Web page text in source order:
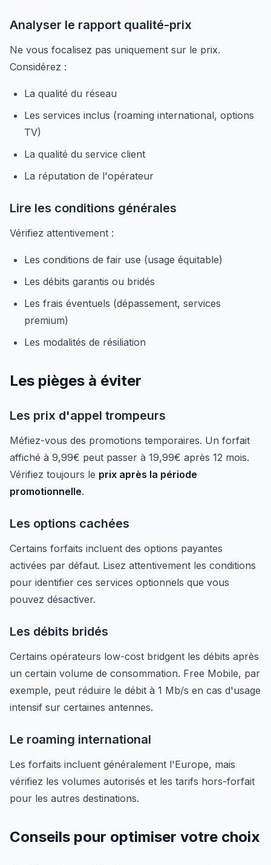
Analyser le rapport qualité-prix
Ne vous focalisez pas uniquement sur le prix.
Considérez :
La qualité du réseau
Les services inclus (roaming international, options
TV)
La qualité du service client
La réputation de l'opérateur
Lire les conditions générales
Vérifiez attentivement :
Les conditions de fair use (usage équitable)
Les débits garantis ou bridés
Les frais éventuels (dépassement, services
premium)
Les modalités de résiliation
Les pièges à éviter
Les prix d'appel trompeurs
Méfiez-vous des promotions temporaires. Un forfait
affiché à 9,99€ peut passer à 19,99€ après 12 mois.
Vérifiez toujours le prix après la période
promotionnelle.
Les options cachées
Certains forfaits incluent des options payantes
activées par défaut. Lisez attentivement les conditions
pour identifier ces services optionnels que vous
pouvez désactiver.
Les débits bridés
Certains opérateurs low-cost bridgent les débits après
un certain volume de consommation. Free Mobile, par
exemple, peut réduire le débit à 1 Mb/s en cas d'usage
intensif sur certaines antennes.
Le roaming international
Les forfaits incluent généralement l'Europe, mais
vérifiez les volumes autorisés et les tarifs hors-forfait
pour les autres destinations.
Conseils pour optimiser votre choix